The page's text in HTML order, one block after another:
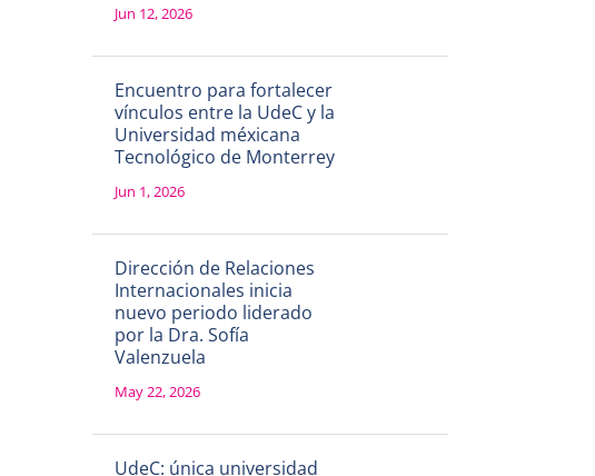
Jun 12, 2026
Encuentro para fortalecer
vínculos entre la UdeC y la
Universidad méxicana
Tecnológico de Monterrey
Jun 1, 2026
Dirección de Relaciones
Internacionales inicia
nuevo periodo liderado
por la Dra. Sofía
Valenzuela
May 22, 2026
UdeC: única universidad